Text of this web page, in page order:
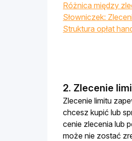
Różnica między
Słowniczek:
Struktura opłat
2. Zlecenie
Zlecenie limitu
chcesz kupić lub
cenie zlecenia lub
może nie zostać